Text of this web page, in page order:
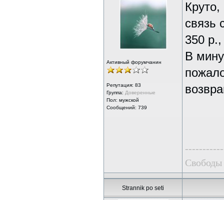
Активный форумчанин
Репутация: 83
Группа: Доверенные
Пол: мужской
Сообщений: 739
связь
350
В
Свободы
Strannik po seti